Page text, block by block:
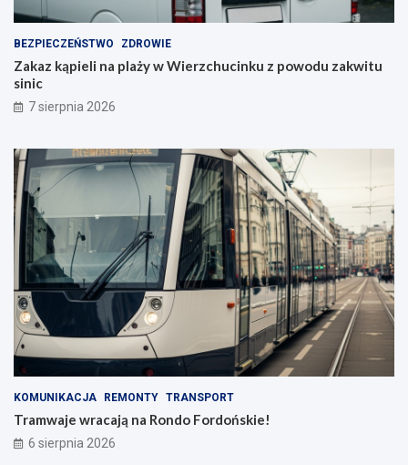
BEZPIECZEŃSTWO ZDROWIE
Zakaz kąpieli na plaży w Wierzchucinku z powodu zakwitu
sinic
7 sierpnia 2026
KOMUNIKACJA REMONTY TRANSPORT
Tramwaje wracają na Rondo Fordońskie!
6 sierpnia 2026